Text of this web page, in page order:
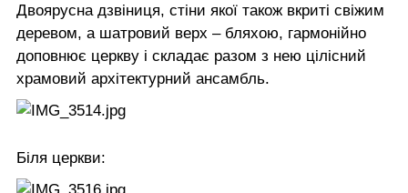
Двоярусна дзвіниця, стіни якої також вкриті свіжим
деревом, а шатровий верх – бляхою, гармонійно
доповнює церкву і складає разом з нею цілісний
храмовий архітектурний ансамбль.
Біля церкви: